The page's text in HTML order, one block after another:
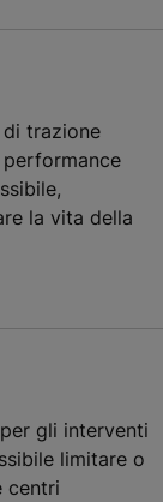
di trazione
performance
la vita della
gli interventi
limitare o
centri